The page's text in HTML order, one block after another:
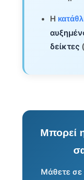
Η
δείκτες
Μπορεί
Μάθετε σε